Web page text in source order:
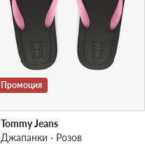
Промоция
Tommy Jeans
Джапанки · Розов